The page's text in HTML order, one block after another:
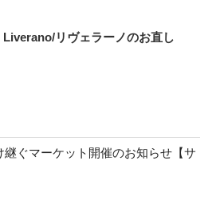
Liverano/リヴェラーノのお直し
継ぐマーケット開催のお知らせ【サ